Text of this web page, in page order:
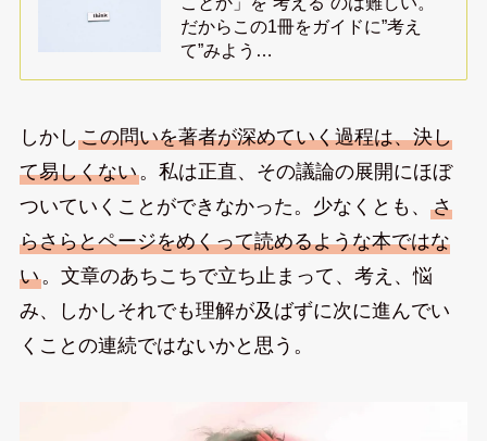
だからこの1冊をガイドに”考え
て”みよう…
しかし この問いを著者が深めていく過程は、決し
て易しくない。私は正直、その議論の展開にほぼ
ついていくことができなかった。少なくとも、 さ
らさらとページをめくって読めるような本ではな
い。文章のあちこちで立ち止まって、考え、悩
み、しかしそれでも理解が及ばずに次に進んでい
くことの連続ではないかと思う。